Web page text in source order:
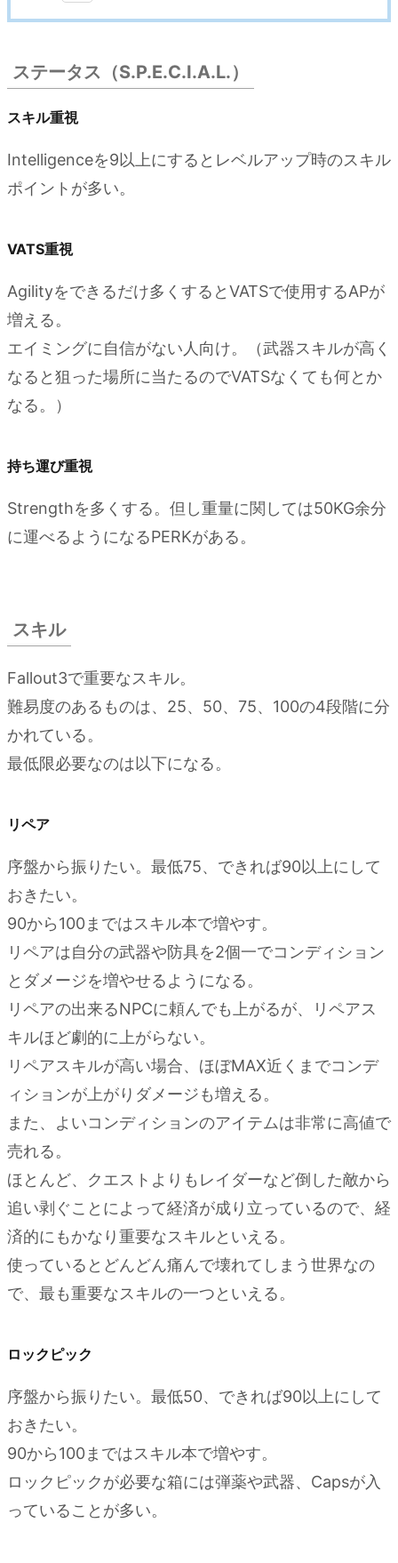
1. ステータス
1.0.1.
1.0.2.
VATS重
び重視
2.
スキ
ル
2.0.2.
ロック
ピック
2.0.3.
2.0.5.
何らかの
武器スキ
ル
ば有
利な
スキ
ル
3.0.1.
バーター
（Barter）
3.0.2.
ス
ピーチ
（Speech）
3.0.3.
スニーク
4.
重要
PERK
4.0.1.
Fast
4.0.3.
Intense
Training
ステータス（S.P.E.C.I.A.L.）
スキル重視
Intelligenceを9以上にするとレベルアップ時のスキル
ポイントが多い。
VATS重視
Agilityをできるだけ多くするとVATSで使用するAPが
増える。
エイミングに自信がない人向け。（武器スキルが高く
なると狙った場所に当たるのでVATSなくても何とか
なる。）
持ち運び重視
Strengthを多くする。但し重量に関しては50KG余分
に運べるようになるPERKがある。
スキル
Fallout3で重要なスキル。
難易度のあるものは、25、50、75、100の4段階に分
かれている。
最低限必要なのは以下になる。
リペア
序盤から振りたい。最低75、できれば90以上にして
おきたい。
90から100まではスキル本で増やす。
リペアは自分の武器や防具を2個一でコンディション
とダメージを増やせるようになる。
リペアの出来るNPCに頼んでも上がるが、リペアス
キルほど劇的に上がらない。
リペアスキルが高い場合、ほぼMAX近くまでコンデ
ィションが上がりダメージも増える。
また、よいコンディションのアイテムは非常に高値で
売れる。
ほとんど、クエストよりもレイダーなど倒した敵から
追い剥ぐことによって経済が成り立っているので、経
済的にもかなり重要なスキルといえる。
使っているとどんどん痛んで壊れてしまう世界なの
で、最も重要なスキルの一つといえる。
ロックピック
序盤から振りたい。最低50、できれば90以上にして
おきたい。
90から100まではスキル本で増やす。
ロックピックが必要な箱には弾薬や武器、Capsが入
っていることが多い。